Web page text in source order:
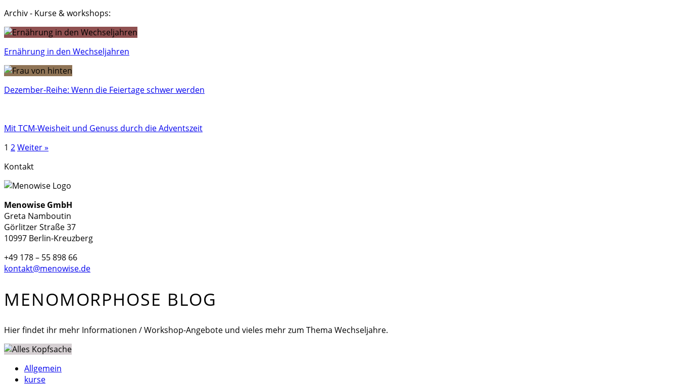
Archiv - Kurse & workshops:
Ernährung in den Wechseljahren
Dezember-Reihe: Wenn die Feiertage schwer werden
Mit TCM-Weisheit und Genuss durch die Adventszeit
1 2Weiter »
Kontakt
Menowise GmbH
Greta Namboutin
Görlitzer Straße 37
10997 Berlin-Kreuzberg
+49 178 – 55 898 66
kontakt@menowise.de
MENOMORPHOSE BLOG
Hier findet ihr mehr Informationen / Workshop-Angebote und vieles mehr zum Thema Wechseljahre.
Allgemein
kurse